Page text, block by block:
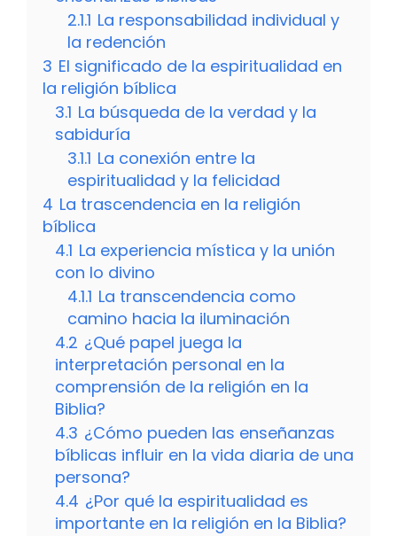
2.1.1 La responsabilidad individual y
la redención
3 El significado de la espiritualidad en
la religión bíblica
3.1 La búsqueda de la verdad y la
sabiduría
3.1.1 La conexión entre la
espiritualidad y la felicidad
4 La trascendencia en la religión
bíblica
4.1 La experiencia mística y la unión
con lo divino
4.1.1 La transcendencia como
camino hacia la iluminación
4.2 ¿Qué papel juega la
interpretación personal en la
comprensión de la religión en la
Biblia?
4.3 ¿Cómo pueden las enseñanzas
bíblicas influir en la vida diaria de una
persona?
4.4 ¿Por qué la espiritualidad es
importante en la religión en la Biblia?